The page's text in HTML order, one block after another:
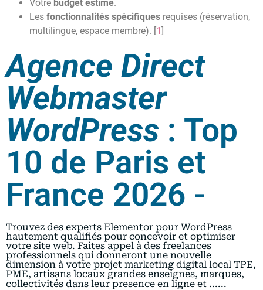
Votre budget estimé.
Les fonctionnalités spécifiques requises (réservation,
multilingue, espace membre). [1]
Agence Direct
Webmaster
WordPress : Top
10 de Paris et
France 2026 -
Trouvez des experts Elementor pour WordPress
hautement qualifiés pour concevoir et optimiser
votre site web. Faites appel à des freelances
professionnels qui donneront une nouvelle
dimension à votre projet marketing digital local TPE,
PME, artisans locaux grandes enseignes, marques,
collectivités dans leur presence en ligne et ......